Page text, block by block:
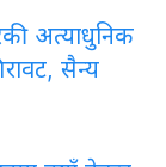
अत्याधुनिक
सैन्य